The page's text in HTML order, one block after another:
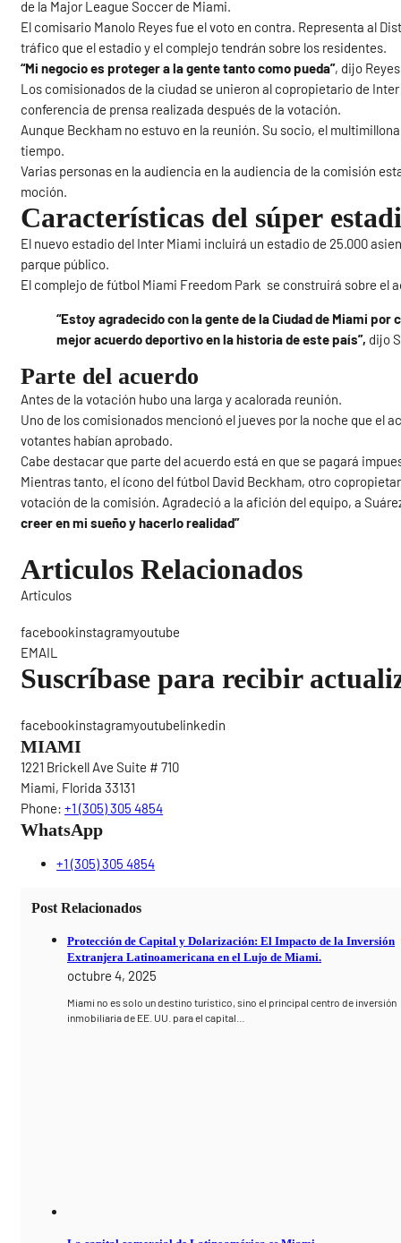
de la Major League Soccer de Miami.
El comisario Manolo Reyes fue el voto en contra. Representa al
tráfico que el estadio y el complejo tendrán sobre los residentes.
“Mi negocio es proteger a la gente tanto como pueda”, dijo
Los comisionados de la ciudad se unieron al copropietario de
conferencia de prensa realizada después de la votación.
Aunque Beckham no estuvo en la reunión. Su socio, el
tiempo.
Varias personas en la audiencia en la audiencia de la comisión
moción.
Características del súper
El nuevo estadio del Inter Miami incluirá un estadio de 25.000
parque público.
El complejo de fútbol Miami Freedom Park se construirá sobre el
“Estoy agradecido con la gente de la Ciudad de Miami
mejor acuerdo deportivo en la historia de este país”, dijo
Parte del acuerdo
Antes de la votación hubo una larga y acalorada reunión.
Uno de los comisionados mencionó el jueves por la noche que el
votantes habían aprobado.
Cabe destacar que parte del acuerdo está en que se pagará
Mientras tanto, el ícono del fútbol David Beckham, otro
votación de la comisión. Agradeció a la afición del equipo, a
creer en mi sueño y hacerlo realidad”
Articulos Relacionados
Articulos
facebookinstagramyoutube
EMAIL
Suscríbase para recibir
facebookinstagramyoutubelinkedin
MIAMI
1221 Brickell Ave Suite # 710
Miami, Florida 33131
Phone: +1 (305) 305 4854
WhatsApp
+1 (305) 305 4854
Post Relacionados
Protección de Capital y Dolarización: El Impacto de la Inversión
Extranjera Latinoamericana en el Lujo de Miami.
octubre 4, 2025
Miami no es solo un destino turístico, sino el principal centro de inversión
inmobiliaria de EE. UU. para el capital…